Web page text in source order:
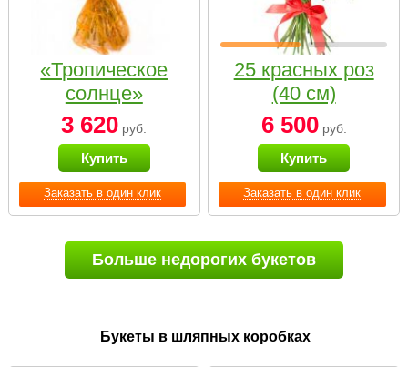
Заказать в один клик
«Тропическое
солнце»
3 620 руб.
Купить
Заказать в один клик
25 красных роз
(40 см)
6 500руб.
Купить
Больше недорогих букетов
Букеты в шляпных коробках